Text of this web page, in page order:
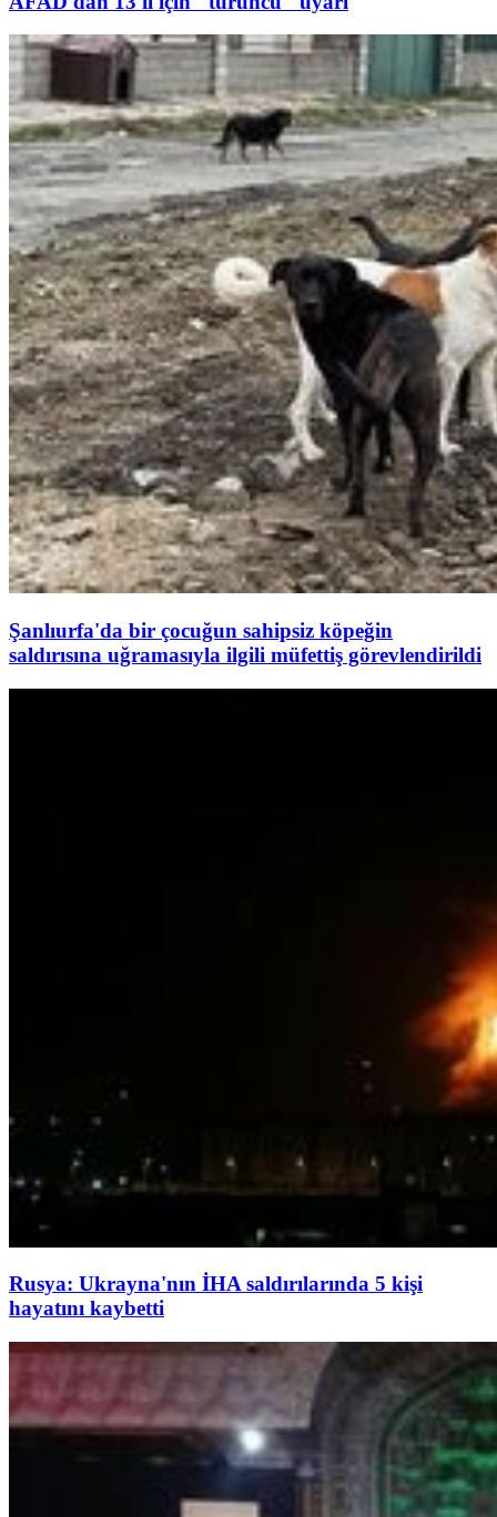
Şanlıurfa'da bir çocuğun sahipsiz köpeğin
saldırısına uğramasıyla ilgili müfettiş görevlendirildi
Rusya: Ukrayna'nın İHA saldırılarında 5 kişi
hayatını kaybetti